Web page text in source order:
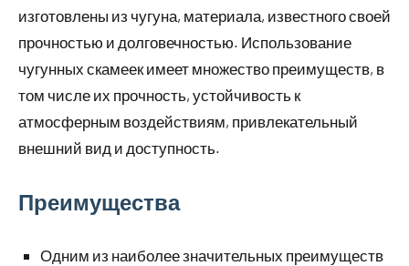
изготовлены из чугуна, материала, известного своей
прочностью и долговечностью. Использование
чугунных скамеек имеет множество преимуществ, в
том числе их прочность, устойчивость к
атмосферным воздействиям, привлекательный
внешний вид и доступность.
Преимущества
Одним из наиболее значительных преимуществ